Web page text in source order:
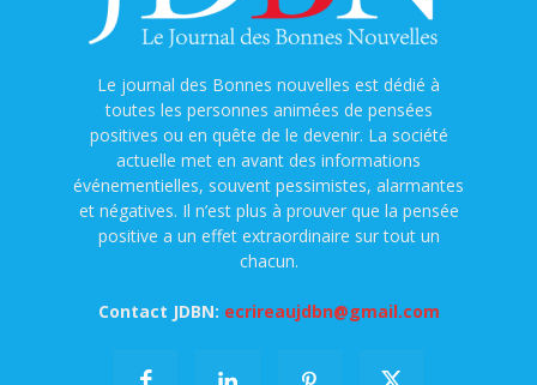
Le journal des Bonnes nouvelles est dédié à
toutes les personnes animées de pensées
positives ou en quête de le devenir. La société
actuelle met en avant des informations
événementielles, souvent pessimistes, alarmantes
et négatives. Il n’est plus à prouver que la pensée
positive a un effet extraordinaire sur tout un
chacun.
Contact JDBN: ecrireaujdbn@gmail.com